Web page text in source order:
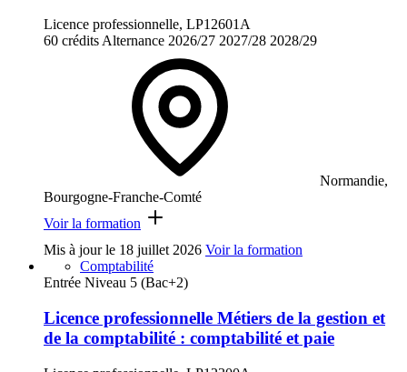
Licence professionnelle, LP12601A
60 crédits Alternance 2026/27 2027/28 2028/29
Normandie,
Bourgogne-Franche-Comté
Voir la formation
Mis à jour le 18 juillet 2026 Voir la formation
Comptabilité
Entrée Niveau 5 (Bac+2)
Licence professionnelle Métiers de la gestion et
de la comptabilité : comptabilité et paie